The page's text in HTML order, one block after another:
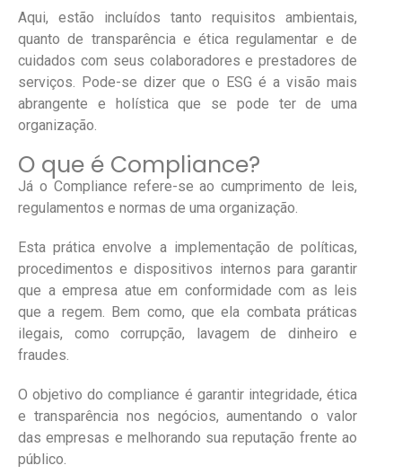
Aqui, estão incluídos tanto requisitos ambientais,
quanto de transparência e ética regulamentar e de
cuidados com seus colaboradores e prestadores de
serviços. Pode-se dizer que o ESG é a visão mais
abrangente e holística que se pode ter de uma
organização.
O que é Compliance?
Já o Compliance refere-se ao cumprimento de leis,
regulamentos e normas de uma organização.
Esta prática envolve a implementação de políticas,
procedimentos e dispositivos internos para garantir
que a empresa atue em conformidade com as leis
que a regem. Bem como, que ela combata práticas
ilegais, como corrupção, lavagem de dinheiro e
fraudes.
O objetivo do compliance é garantir integridade, ética
e transparência nos negócios, aumentando o valor
das empresas e melhorando sua reputação frente ao
público.